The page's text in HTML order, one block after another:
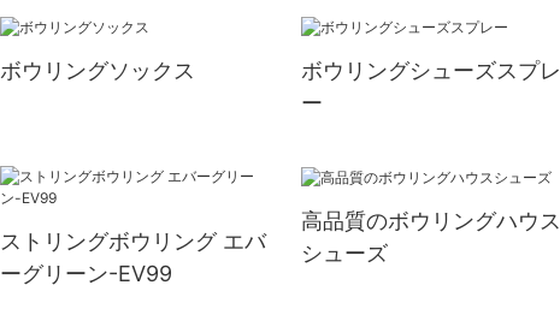
ボウリングソックス
ボウリングシューズスプレ
ー
ストリングボウリング エバ
ーグリーン-EV99
高品質のボウリングハウス
シューズ